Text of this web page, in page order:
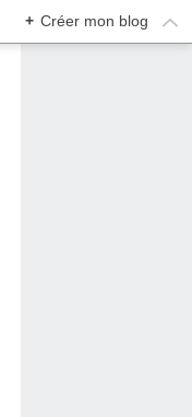
+ Créer mon blog